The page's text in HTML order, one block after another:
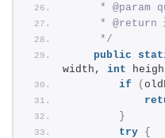
* @param
* @return
     */
public
width, int
if
(
}
try {